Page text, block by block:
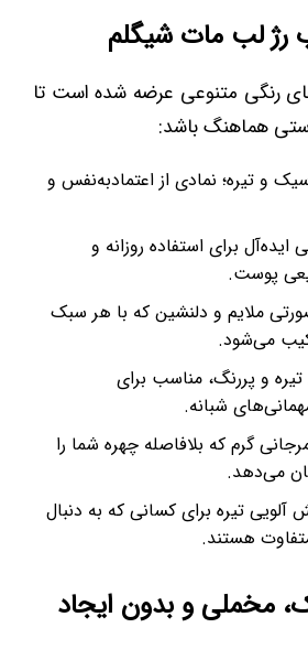
رژ لب مات شیگلم
رنگی متنوعی عرضه شده است تا
هماهنگ باشد:
و تیره؛ نمادی از اعتمادبه‌نفس و
ایده‌آل برای استفاده روزانه و
پوست.
ملایم و دلنشین که با هر سبک
می‌شود.
و پررنگ، مناسب برای
شبانه.
گرم که بلافاصله چهره شما را
می‌دهد.
آلویی تیره برای کسانی که به دنبال
هستند.
مخملی و بدون ایجاد